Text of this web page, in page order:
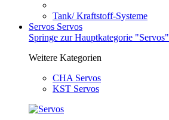
Tank/ Kraftstoff-Systeme
Servos Servos
Springe zur Hauptkategorie "Servos"
Weitere Kategorien
CHA Servos
KST Servos